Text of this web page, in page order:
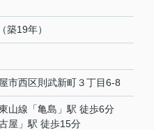
築19年）
市西区則武新町３丁目6-8
山線 「亀島 」駅 徒歩6分
屋 」駅 徒歩15分